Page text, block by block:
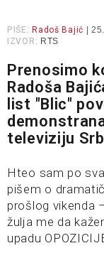
PIŠE: Radoš Bajić |
IZVOR: RTS
Prenosimo
Radoša
list "Blic"
televiziju
Hteo sam po
pišem o
prošlog vikenda
žulja me da
upadu